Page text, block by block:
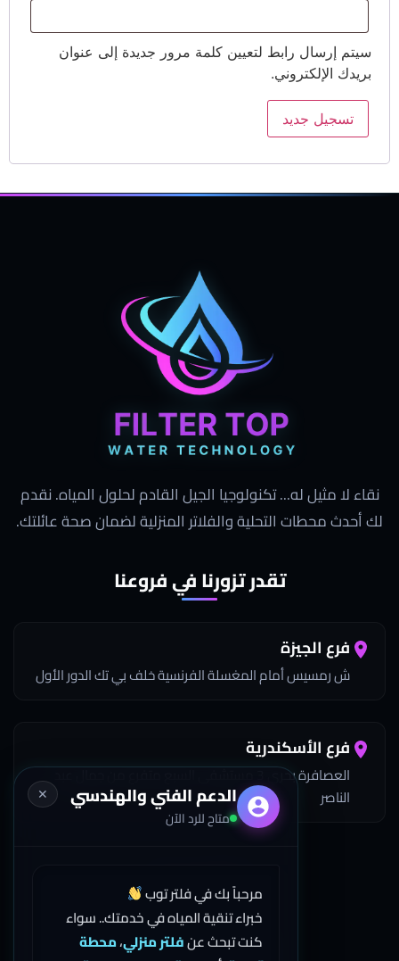
سيتم إرسال رابط لتعيين كلمة مرور جديدة إلى عنوان
بريدك الإلكتروني.
تسجيل جديد
نقاء لا مثيل له... تكنولوجيا الجيل القادم لحلول المياه. نقدم
لك أحدث محطات التحلية والفلاتر المنزلية لضمان صحة عائلتك.
تقدر تزورنا في فروعنا
فرع الجيزة
ش رمسيس أمام المغسلة الفرنسية خلف بي تك الدور الأول
فرع الأسكندرية
العصافرة بحري 3 مستشفى السبع متفرع من جمال عبد
الناصر
اتصل بنا
01503274333
✕ الدعم الفني والهندسي
متاح للرد الآن
مرحباً بك في فلتر توب
خبراء تنقية المياه في خدمتك.. سواء
كنت تبحث عنفلتر منزلي،محطة